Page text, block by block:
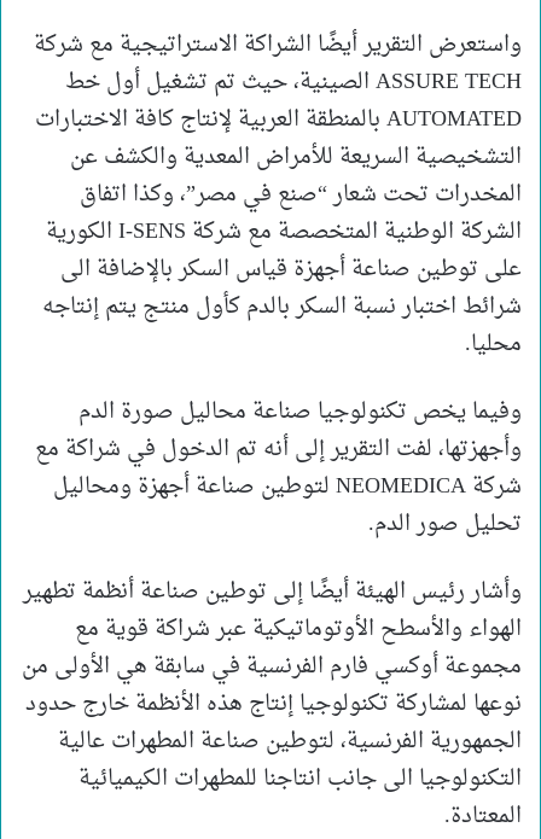
واستعرض التقرير أيضًا الشراكة الاستراتيجية مع شركة
ASSURE TECH الصينية، حيث تم تشغيل أول خط
AUTOMATED بالمنطقة العربية لإنتاج كافة الاختبارات
التشخيصية السريعة للأمراض المعدية والكشف عن
المخدرات تحت شعار “صنع في مصر”، وكذا اتفاق
الشركة الوطنية المتخصصة مع شركة I-SENS الكورية
على توطين صناعة أجهزة قياس السكر بالإضافة الى
شرائط اختبار نسبة السكر بالدم كأول منتج يتم إنتاجه
محليا.
وفيما يخص تكنولوجيا صناعة محاليل صورة الدم
وأجهزتها، لفت التقرير إلى أنه تم الدخول في شراكة مع
شركة NEOMEDICA لتوطين صناعة أجهزة ومحاليل
تحليل صور الدم.
وأشار رئيس الهيئة أيضًا إلى توطين صناعة أنظمة تطهير
الهواء والأسطح الأوتوماتيكية عبر شراكة قوية مع
مجموعة أوكسي فارم الفرنسية في سابقة هي الأولى من
نوعها لمشاركة تكنولوجيا إنتاج هذه الأنظمة خارج حدود
الجمهورية الفرنسية، لتوطين صناعة المطهرات عالية
التكنولوجيا الى جانب انتاجنا للمطهرات الكيميائية
المعتادة.